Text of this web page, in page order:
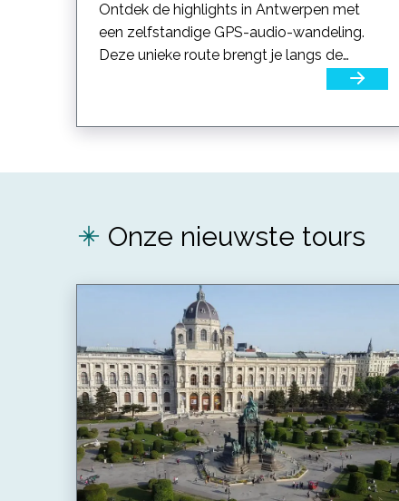
Ontdek de highlights in Antwerpen met
een zelfstandige GPS-audio-wandeling.
Deze unieke route brengt je langs de
Onze nieuwste tours